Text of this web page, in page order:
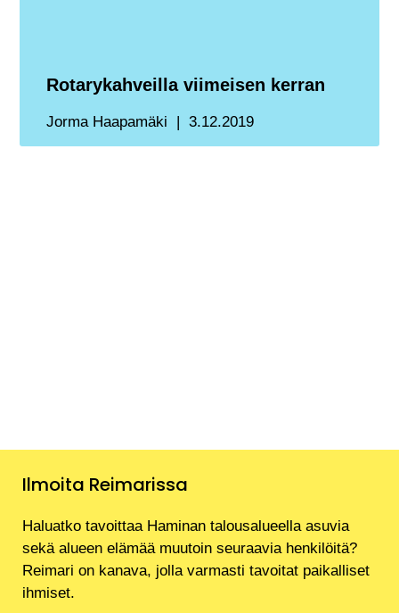
Rotarykahveilla viimeisen kerran
Jorma Haapamäki 3.12.2019
Ilmoita Reimarissa
Haluatko tavoittaa Haminan talousalueella asuvia
sekä alueen elämää muutoin seuraavia henkilöitä?
Reimari on kanava, jolla varmasti tavoitat paikalliset
ihmiset.